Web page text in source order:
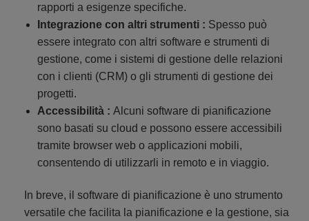
rapporti a esigenze specifiche.
Integrazione con altri strumenti : Spesso può
essere integrato con altri software e strumenti di
gestione, come i sistemi di gestione delle relazioni
con i clienti (CRM) o gli strumenti di gestione dei
progetti.
Accessibilità :Alcuni software di pianificazione
sono basati su cloud e possono essere accessibili
tramite browser web o applicazioni mobili,
consentendo di utilizzarli in remoto e in viaggio.
In breve, il software di pianificazione è uno strumento
versatile che facilita la pianificazione e la gestione, sia